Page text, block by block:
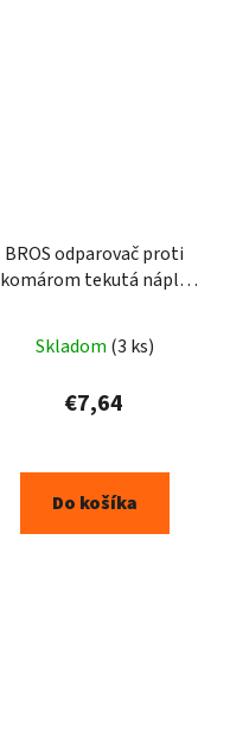
BROS odparovač proti
komárom tekutá náplň
Skladom (3 ks)
€7,64
Do košíka